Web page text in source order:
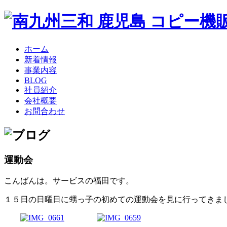
ホーム
新着情報
事業内容
BLOG
社員紹介
会社概要
お問合わせ
運動会
こんばんは。サービスの福田です。
１５日の日曜日に甥っ子の初めての運動会を見に行ってきま